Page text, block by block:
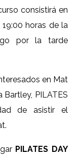
consistirá en
horas de la
por la tarde
en Mat
PILATES
de asistir el
PILATES DAY